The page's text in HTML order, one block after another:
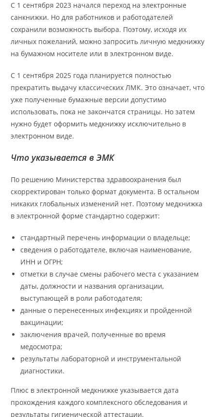
С 1 сентября 2023 начался переход на электронные
санкнижки. Но для работников и работодателей
сохранили возможность выбора. Поэтому, исходя их
личных пожеланий, можно запросить личную медкнижку
на бумажном носителе или в электронном виде.
С 1 сентября 2025 года планируется полностью
прекратить выдачу классических ЛМК. Это означает, что
уже полученные бумажные версии допустимо
использовать, пока не закончатся страницы. Но затем
нужно будет оформить медкнижку исключительно в
электронном виде.
Что указывается в ЭМК
По решению Министерства здравоохранения был
скорректирован только формат документа. В остальном
никаких глобальных изменений нет. Поэтому медкнижка
в электронной форме стандартно содержит:
стандартный перечень информации о владельце;
сведения о работодателе, включая наименование,
ИНН и ОГРН;
отметки в случае смены рабочего места с указанием
даты, должности и названия организации,
выступающей в роли работодателя;
данные о перенесенных инфекциях и пройденной
вакцинации;
заключения врачей, полученные во время
медосмотра;
результаты лабораторной и инструментальной
диагностики.
Плюс в электронной медкнижке указывается дата
прохождения каждого комплексного обследования и
результаты гигиенической аттестации.